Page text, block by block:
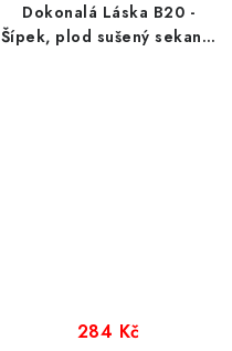
Dokonalá Láska B20 -
Šípek, plod sušený sekaný;
284 Kč